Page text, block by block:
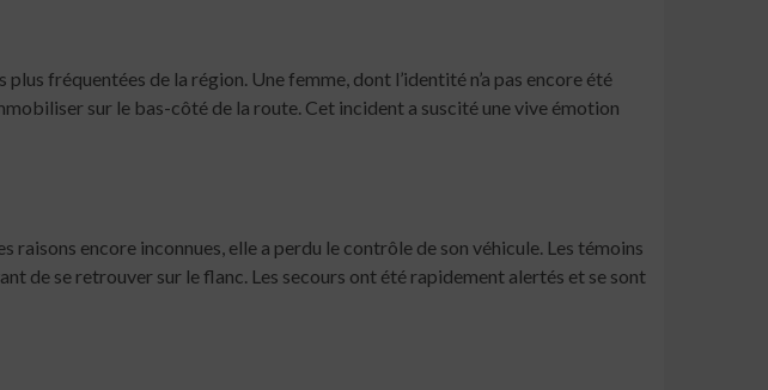
fréquentées de la région. Une femme, dont l’identité n’a pas encore été
sur le bas-côté de la route. Cet incident a suscité une vive émotion
encore inconnues, elle a perdu le contrôle de son véhicule. Les témoins
de se retrouver sur le flanc. Les secours ont été rapidement alertés et se sont